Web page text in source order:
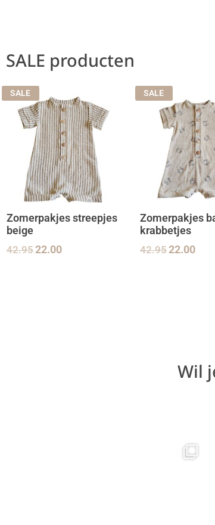
SALE producten
SALE
Zomerpakjes streepjes
beige
42.9522.00
SALE
Zomerpakjes
krabbetjes
42.9522.00
Wil